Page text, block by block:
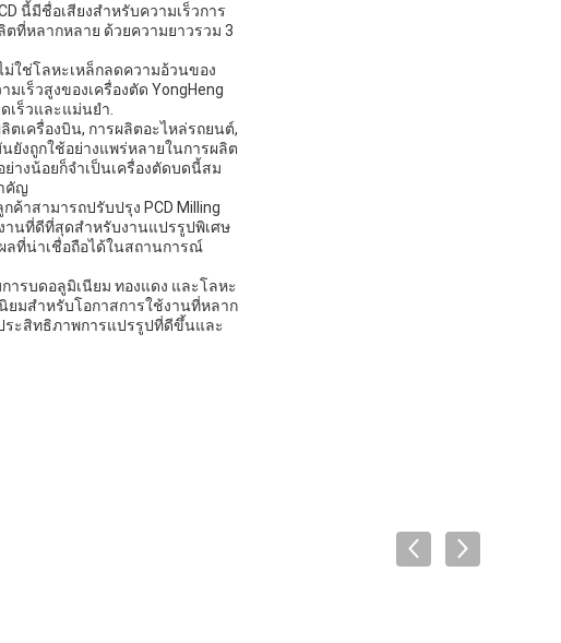
นี้มีชื่อเสียงสําหรับความเร็วการ
ที่หลากหลาย ด้วยความยาวรวม 3
ม่ใช่โลหะเหล็กลดความอ้วนของ
เร็วสูงของเครื่องตัด YongHeng
เร็วและแม่นยํา.
ตเครื่องบิน, การผลิตอะไหล่รถยนต์,
ยังถูกใช้อย่างแพร่หลายในการผลิต
างน้อยก็จําเป็นเครื่องตัดบดนี้สม
คัญ
ค้าสามารถปรับปรุง PCD Milling
านที่ดีที่สุดสําหรับงานแปรรูปพิเศษ
ลที่น่าเชื่อถือได้ในสถานการณ์
ารบดอลูมิเนียม ทองแดง และโลหะ
ยมสําหรับโอกาสการใช้งานที่หลาก
ระสิทธิภาพการแปรรูปที่ดีขึ้นและ